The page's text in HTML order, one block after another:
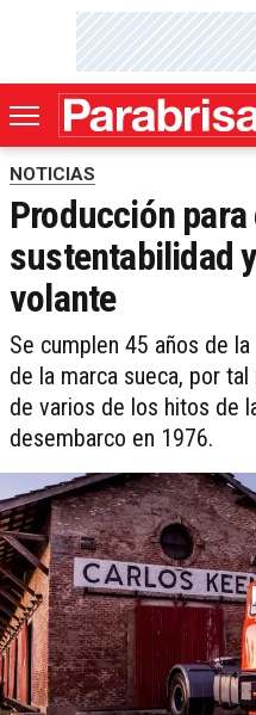
NOTICIAS
Producción
sustentabilidad
volante
Se cumplen 45 años de
de la marca sueca, por
de varios de los hitos de
desembarco en 1976.